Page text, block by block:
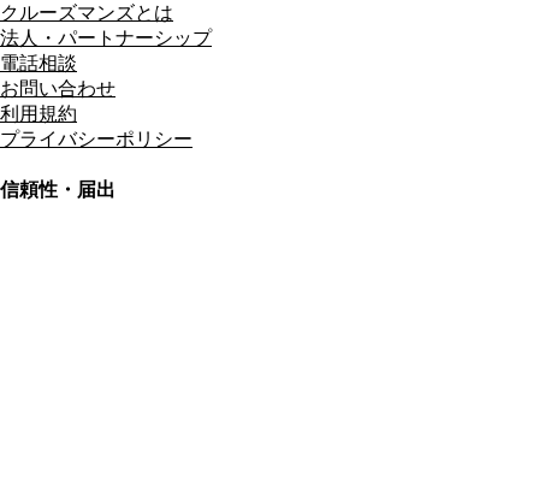
クルーズマンズとは
法人・パートナーシップ
電話相談
お問い合わせ
利用規約
プライバシーポリシー
信頼性・届出